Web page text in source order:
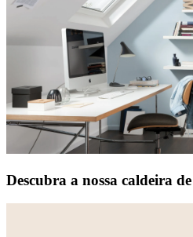
Descubra a nossa caldeira